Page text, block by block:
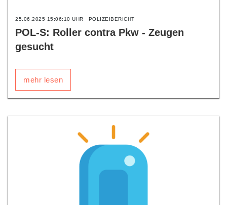
25.06.2025 15:06:10 UHR POLIZEIBERICHT
POL-S: Roller contra Pkw - Zeugen
gesucht
mehr lesen